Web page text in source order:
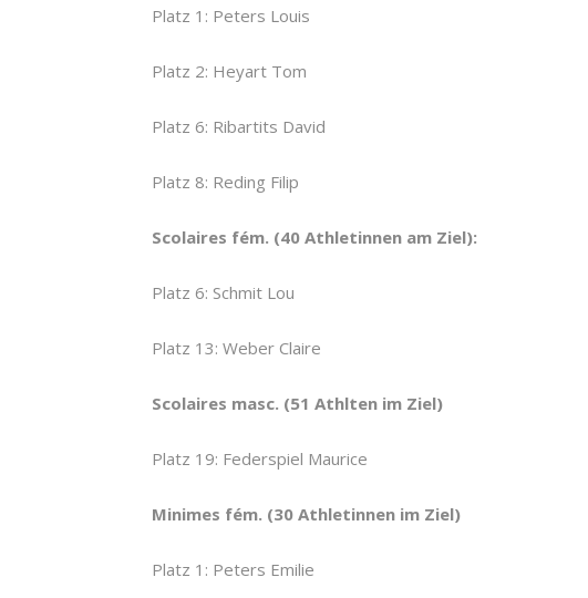
Platz 1: Peters Louis
Platz 2: Heyart Tom
Platz 6: Ribartits David
Platz 8: Reding Filip
Scolaires fém. (40 Athletinnen am Ziel):
Platz 6: Schmit Lou
Platz 13: Weber Claire
Scolaires masc. (51 Athlten im Ziel)
Platz 19: Federspiel Maurice
Minimes fém. (30 Athletinnen im Ziel)
Platz 1: Peters Emilie